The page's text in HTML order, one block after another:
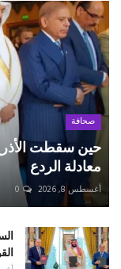
صحافة
حين سقطت
معادلة الردع
أغسطس 8, 2026 0